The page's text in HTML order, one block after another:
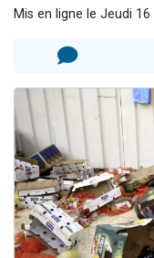
Mis en ligne le Jeudi